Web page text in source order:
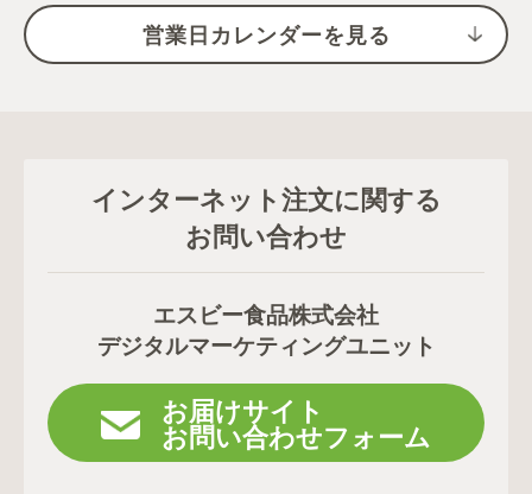
営業日カレンダーを見る
インターネット注文に関する
お問い合わせ
エスビー食品株式会社
デジタルマーケティングユニット
お届けサイト
お問い合わせフォーム